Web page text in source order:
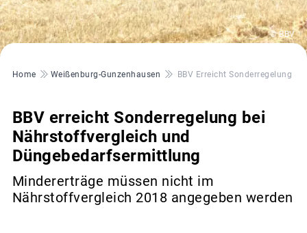
© BBV
Pfadnavigation
Home Weißenburg-Gunzenhausen BBV Erreicht Sonderregelung
BBV erreicht Sonderregelung bei
Nährstoffvergleich und
Düngebedarfsermittlung
Mindererträge müssen nicht im
Nährstoffvergleich 2018 angegeben werden